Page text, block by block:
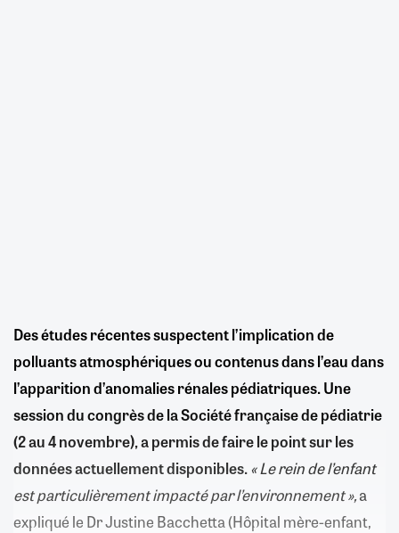
Des études récentes suspectent l’implication de
polluants atmosphériques ou contenus dans l’eau dans
l’apparition d’anomalies rénales pédiatriques. Une
session du congrès de la Société française de pédiatrie
(2 au 4 novembre), a permis de faire le point sur les
données actuellement disponibles.« Le rein de l’enfant
est particulièrement impacté par l’environnement »,a
expliqué le Dr Justine Bacchetta (Hôpital mère-enfant,